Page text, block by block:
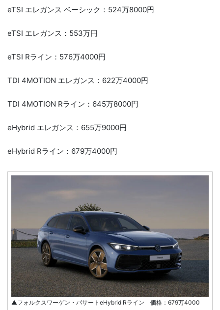
eTSI エレガンス ベーシック：524万8000円
eTSI エレガンス：553万円
eTSI Rライン：576万4000円
TDI 4MOTION エレガンス：622万4000円
TDI 4MOTION Rライン：645万8000円
eHybrid エレガンス：655万9000円
eHybrid Rライン：679万4000円
▲フォルクスワーゲン・パサートeHybrid Rライン 価格：679万4000